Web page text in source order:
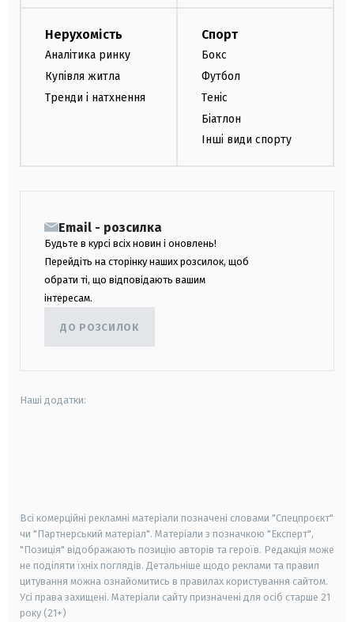
Нерухомість
Аналітика ринку
Купівля житла
Тренди і натхнення
Спорт
Бокс
Футбол
Теніс
Біатлон
Інші види спорту
Email - розсилка
Будьте в курсі всіх новин і оновлень!
Перейдіть на сторінку наших розсилок, щоб
обрати ті, що відповідають вашим
інтересам.
ДО РОЗСИЛОК
Наші додатки:
Всі комерційні рекламні матеріали позначені словами "Спецпроєкт"
чи "Партнерський матеріал". Матеріали з позначкою "Експерт",
"Позиція" відображають позицію авторів та героїв. Редакція може
не поділяти їхніх поглядів. Детальніше щодо реклами та правил
цитування можна ознайомитись в правилах користування сайтом.
Усі права захищені. Матеріали сайту призначені для осіб старше 21
року (21+)